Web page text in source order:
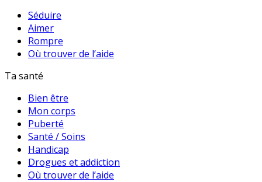
Séduire
Aimer
Rompre
Où trouver de l’aide
Ta santé
Bien être
Mon corps
Puberté
Santé / Soins
Handicap
Drogues et addiction
Où trouver de l’aide